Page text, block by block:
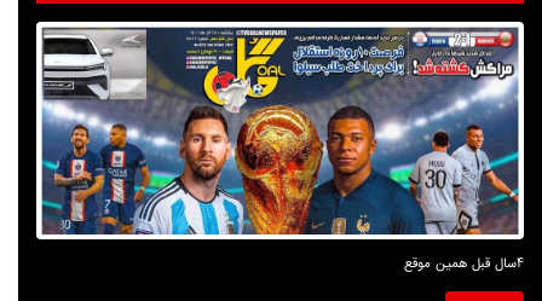
4سال قبل همین موقع